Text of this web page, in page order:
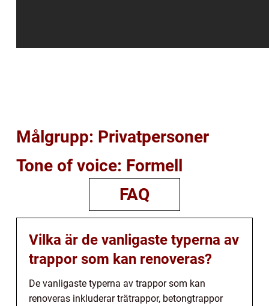
Målgrupp: Privatpersoner
Tone of voice: Formell
FAQ
Vilka är de vanligaste typerna av
trappor som kan renoveras?
De vanligaste typerna av trappor som kan
renoveras inkluderar trätrappor, betongtrappor